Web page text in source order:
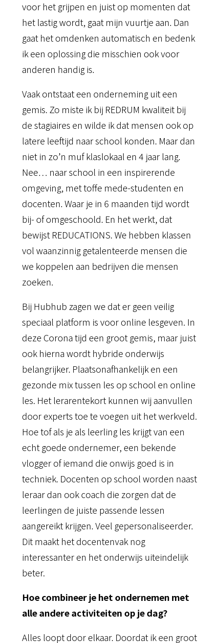
voor het grijpen en juist op momenten dat
het lastig wordt, gaat mijn vuurtje aan. Dan
gaat het omdenken automatisch en bedenk
ik een oplossing die misschien ook voor
anderen handig is.
Vaak ontstaat een onderneming uit een
gemis. Zo miste ik bij REDRUM kwaliteit bij
de stagiaires en wilde ik dat mensen ook op
latere leeftijd naar school konden. Maar dan
niet in zo’n muf klaslokaal en 4 jaar lang.
Nee… naar school in een inspirerende
omgeving, met toffe mede-studenten en
docenten. Waar je in 6 maanden tijd wordt
bij- of omgeschoold. En het werkt, dat
bewijst REDUCATIONS. We hebben klassen
vol waanzinnig getalenteerde mensen die
we koppelen aan bedrijven die mensen
zoeken.
Bij Hubhub zagen we dat er geen veilig
speciaal platform is voor online lesgeven. In
deze Corona tijd een groot gemis, maar juist
ook hierna wordt hybride onderwijs
belangrijker. Plaatsonafhankelijk en een
gezonde mix tussen les op school en online
les. Het lerarentekort kunnen wij aanvullen
door experts toe te voegen uit het werkveld.
Hoe tof als je als leerling les krijgt van een
echt goede ondernemer, een bekende
vlogger of iemand die onwijs goed is in
techniek. Docenten op school worden naast
leraar dan ook coach die zorgen dat de
leerlingen de juiste passende lessen
aangereikt krijgen. Veel gepersonaliseerder.
Dit maakt het docentenvak nog
interessanter en het onderwijs uiteindelijk
beter.
Hoe combineer je het ondernemen met
alle andere activiteiten op je dag?
Alles loopt door elkaar. Doordat ik een groot